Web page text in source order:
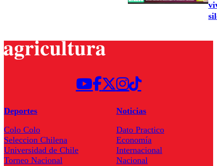
Deportes
Colo Colo
Seleccion Chilena
Universidad de Chile
Torneo Nacional
Noticias
Dato Practico
Economía
Internacional
Nacional